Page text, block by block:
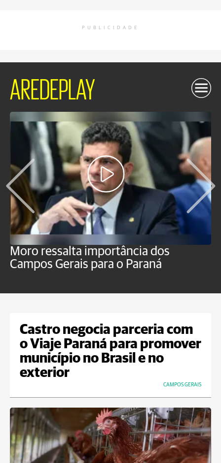
PUBLICIDADE
AREDEPLAY
Moro ressalta importância dos
Campos Gerais para o Paraná
Castro negocia parceria com
o Viaje Paraná para promover
município no Brasil e no
exterior
CAMPOS GERAIS